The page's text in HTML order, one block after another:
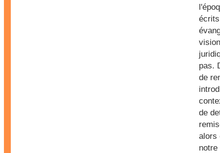
pas.
de
de
alors
notre